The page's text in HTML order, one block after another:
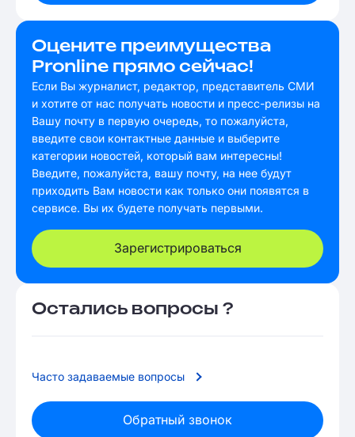
Оцените преимущества
Pronline прямо сейчас!
Если Вы журналист, редактор, представитель СМИ
и хотите от нас получать новости и пресс-релизы на
Вашу почту в первую очередь, то пожалуйста,
введите свои контактные данные и выберите
категории новостей, который вам интересны!
Введите, пожалуйста, вашу почту, на нее будут
приходить Вам новости как только они появятся в
сервисе. Вы их будете получать первыми.
Зарегистрироваться
Остались вопросы ?
Часто задаваемые вопросы
Обратный звонок